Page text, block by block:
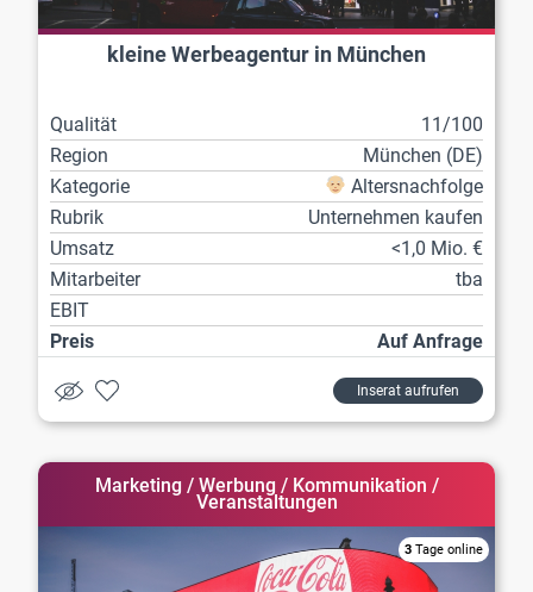
kleine Werbeagentur in München
Qualität
11/100
Region
München (DE)
Kategorie
Altersnachfolge
Rubrik
Unternehmen kaufen
Umsatz
<1,0 Mio. €
Mitarbeiter
tba
EBIT
Preis
Auf Anfrage
Inserat aufrufen
Marketing / Werbung / Kommunikation /
Veranstaltungen
3 Tage online